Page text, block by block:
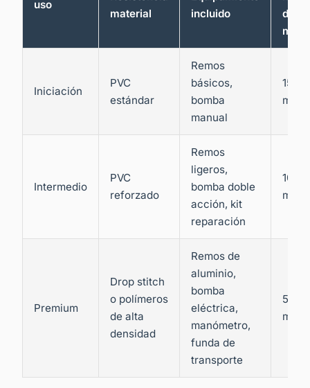
uso
material
incluido
de
Iniciación
PVC
estándar
Remos
básicos,
bomba
manual
15-20
Intermedio
PVC
reforzado
Remos
ligeros,
bomba doble
acción, kit
reparación
10-15
Premium
Drop stitch
o polímeros
de alta
densidad
Remos de
aluminio,
bomba
eléctrica,
manómetro,
funda de
transporte
5-10